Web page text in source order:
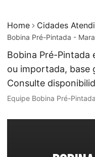
Home Cidades
Bobina Pré-Pintada -
Bobina Pré-Pintada
ou importada, base
Consulte
Equipe Bobina Pré-Pintada